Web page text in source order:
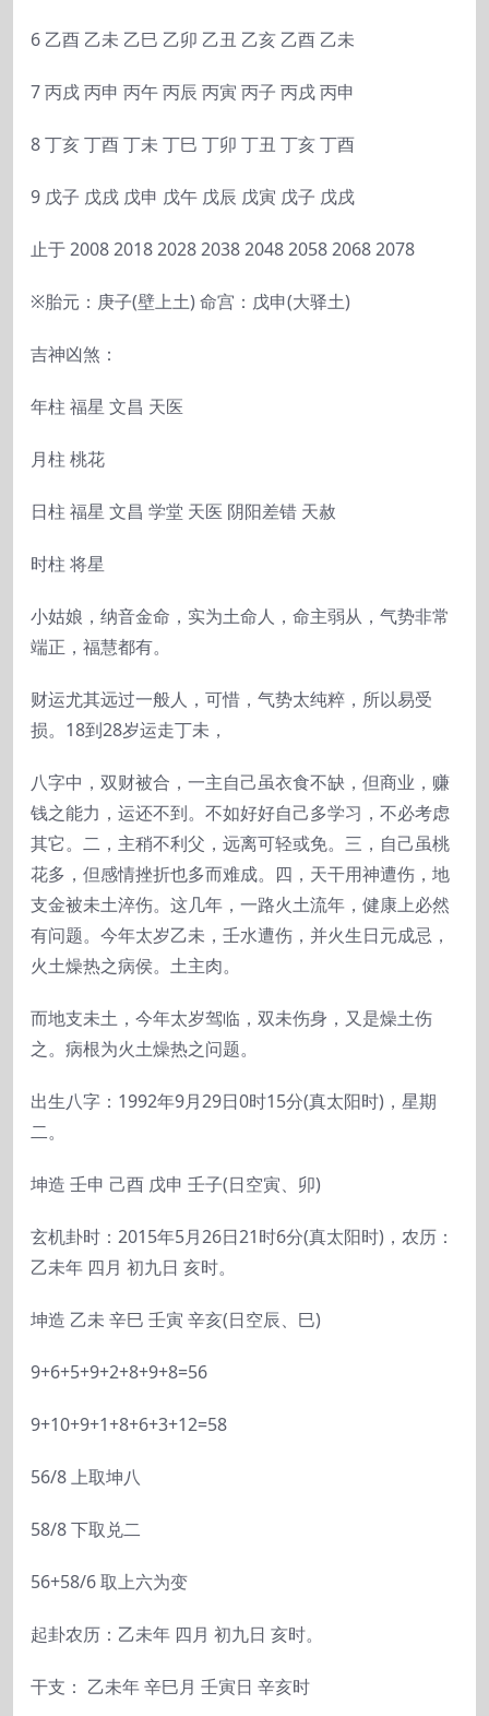
6 乙酉 乙未 乙巳 乙卯 乙丑 乙亥 乙酉 乙未
7 丙戌 丙申 丙午 丙辰 丙寅 丙子 丙戌 丙申
8 丁亥 丁酉 丁未 丁巳 丁卯 丁丑 丁亥 丁酉
9 戊子 戊戌 戊申 戊午 戊辰 戊寅 戊子 戊戌
止于 2008 2018 2028 2038 2048 2058 2068 2078
※胎元：庚子(壁上土) 命宫：戊申(大驿土)
吉神凶煞：
年柱 福星 文昌 天医
月柱 桃花
日柱 福星 文昌 学堂 天医 阴阳差错 天赦
时柱 将星
小姑娘，纳音金命，实为土命人，命主弱从，气势非常
端正，福慧都有。
财运尤其远过一般人，可惜，气势太纯粹，所以易受
损。18到28岁运走丁未，
八字中，双财被合，一主自己虽衣食不缺，但商业，赚
钱之能力，运还不到。不如好好自己多学习，不必考虑
其它。二，主稍不利父，远离可轻或免。三，自己虽桃
花多，但感情挫折也多而难成。四，天干用神遭伤，地
支金被未土淬伤。这几年，一路火土流年，健康上必然
有问题。今年太岁乙未，壬水遭伤，并火生日元成忌，
火土燥热之病侯。土主肉。
而地支未土，今年太岁驾临，双未伤身，又是燥土伤
之。病根为火土燥热之问题。
出生八字：1992年9月29日0时15分(真太阳时)，星期
二。
坤造 壬申 己酉 戊申 壬子(日空寅、卯)
玄机卦时：2015年5月26日21时6分(真太阳时)，农历：
乙未年 四月 初九日 亥时。
坤造 乙未 辛巳 壬寅 辛亥(日空辰、巳)
9+6+5+9+2+8+9+8=56
9+10+9+1+8+6+3+12=58
56/8 上取坤八
58/8 下取兑二
56+58/6 取上六为变
起卦农历：乙未年 四月 初九日 亥时。
干支： 乙未年 辛巳月 壬寅日 辛亥时